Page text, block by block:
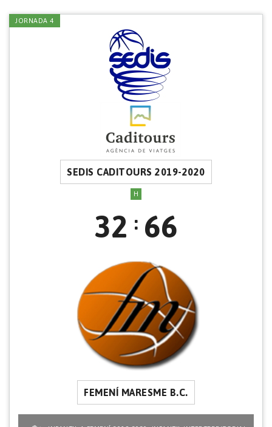
JORNADA 4
SEDIS CADITOURS 2019-2020
H
32 : 66
FEMENÍ MARESME B.C.